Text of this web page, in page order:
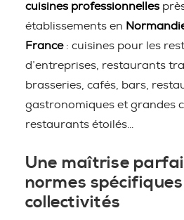
cuisines professionnelles
établissements en
France: cuisines pour les
d’entreprises, restaurants
brasseries, cafés, bars,
gastronomiques et grandes
restaurants étoilés…
Une maîtrise
normes
collectivités